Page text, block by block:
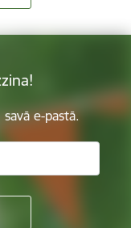
e-pastā.